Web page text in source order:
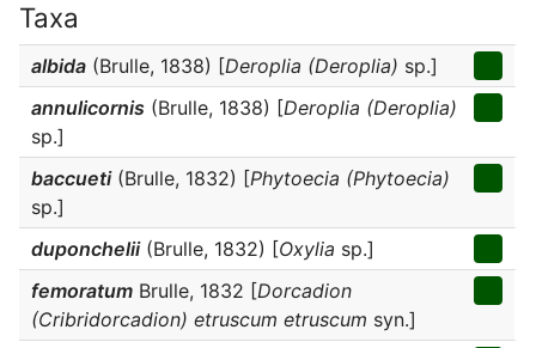
Taxa
albida (Brulle, 1838) [Deroplia (Deroplia) sp.]
annulicornis (Brulle, 1838) [Deroplia (Deroplia)
sp.]
baccueti(Brulle, 1832) [Phytoecia (Phytoecia)
sp.]
duponchelii(Brulle, 1832) [Oxylia sp.]
femoratum Brulle, 1832 [Dorcadion
(Cribridorcadion) etruscum etruscum syn.]